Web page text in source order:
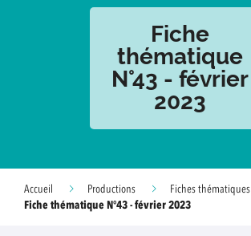
Fiche
thématique
N°43 - février
2023
Accueil Productions
Fiches thématiques
Fiche thématique N°43 - février 2023